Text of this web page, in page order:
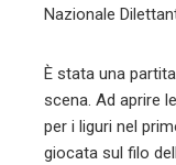
Nazionale
È stata una
scena. Ad aprire
per i liguri nel
giocata sul filo